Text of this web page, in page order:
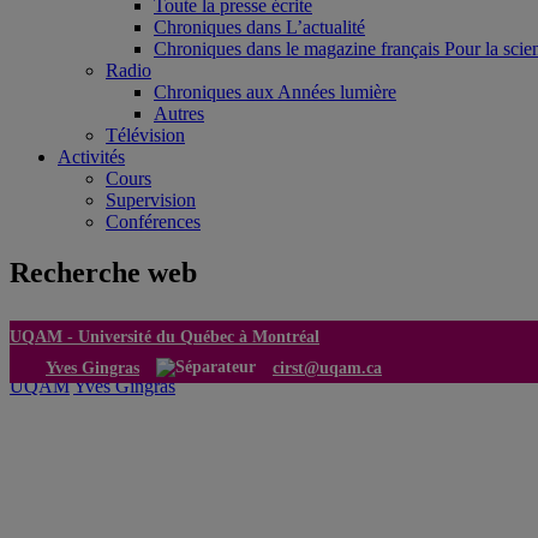
Toute la presse écrite
Chroniques dans L’actualité
Chroniques dans le magazine français Pour la
Radio
Chroniques aux Années lumière
Autres
Télévision
Activités
Cours
Supervision
Conférences
Recherche web
UQAM - Université du Québec à Montréal
Yves Gingras
cirst@uqam.ca
UQAMYves Gingras